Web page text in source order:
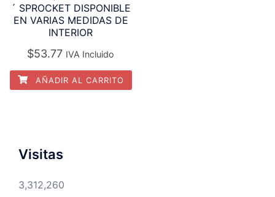
´ SPROCKET DISPONIBLE
EN VARIAS MEDIDAS DE
INTERIOR
$53.77 IVA Incluido
AÑADIR AL CARRITO
Visitas
3,312,260